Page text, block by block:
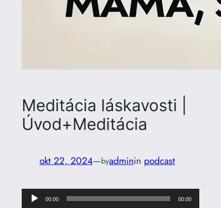
Meditácia láskavosti |
Úvod+Meditácia
okt 22, 2024—byadminin podcast
Audio
00:00 00:00